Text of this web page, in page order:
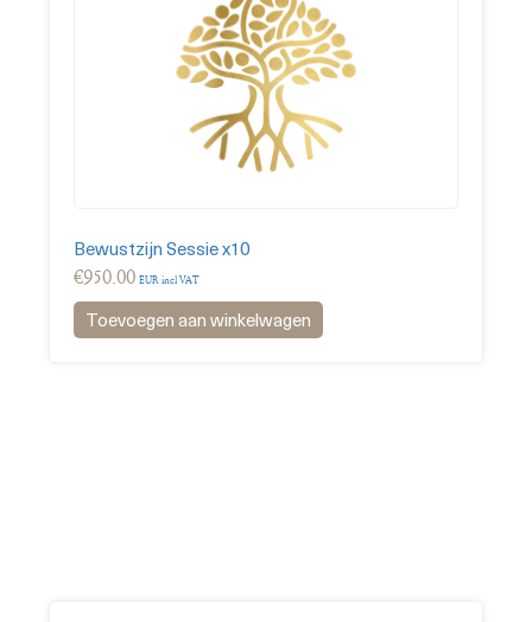
Bewustzijn Sessie x10
€950.00 EUR incl VAT
Toevoegen aan winkelwagen